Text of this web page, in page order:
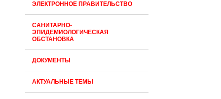
ЭЛЕКТРОННОЕ ПРАВИТЕЛЬСТВО
САНИТАРНО-
ЭПИДЕМИОЛОГИЧЕСКАЯ
ОБСТАНОВКА
ДОКУМЕНТЫ
АКТУАЛЬНЫЕ ТЕМЫ